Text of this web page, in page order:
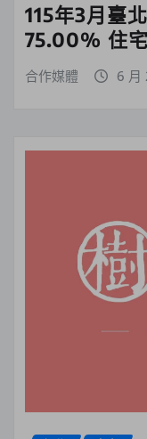
115年3月臺
75.00% 住
合作媒體 6 月